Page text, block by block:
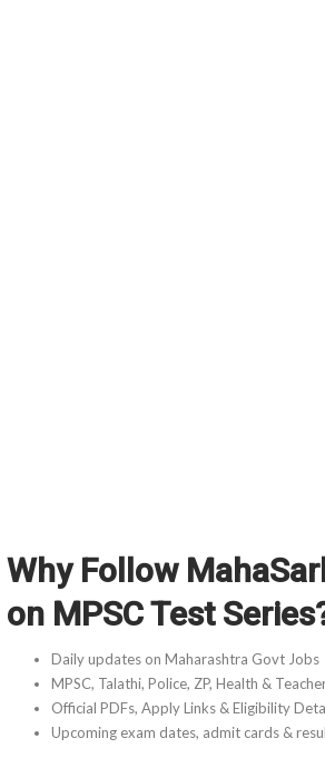
Why Follow
on MPSC Test
Daily updates on Maharashtra Govt Jobs
MPSC, Talathi, Police, ZP, Health &
Official PDFs, Apply Links & Eligibility
Upcoming exam dates, admit cards &